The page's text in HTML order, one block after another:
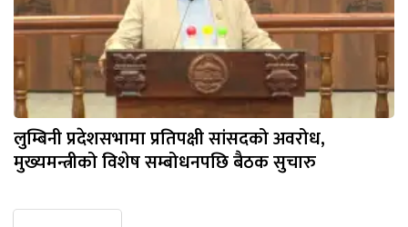
लुम्बिनी प्रदेशसभामा प्रतिपक्षी सांसदको अवरोध,
मुख्यमन्त्रीको विशेष सम्बोधनपछि बैठक सुचारु